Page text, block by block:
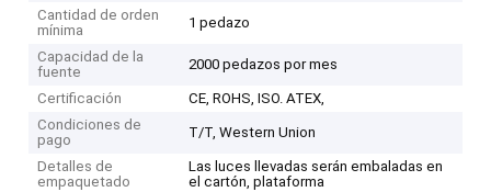
Cantidad de orden
mínima
1 pedazo
Capacidad de la
fuente
2000 pedazos por mes
Certificación
CE, ROHS, ISO. ATEX,
Condiciones de
pago
T/T, Western Union
Detalles de
empaquetado
Las luces llevadas serán embaladas en
el cartón, plataforma